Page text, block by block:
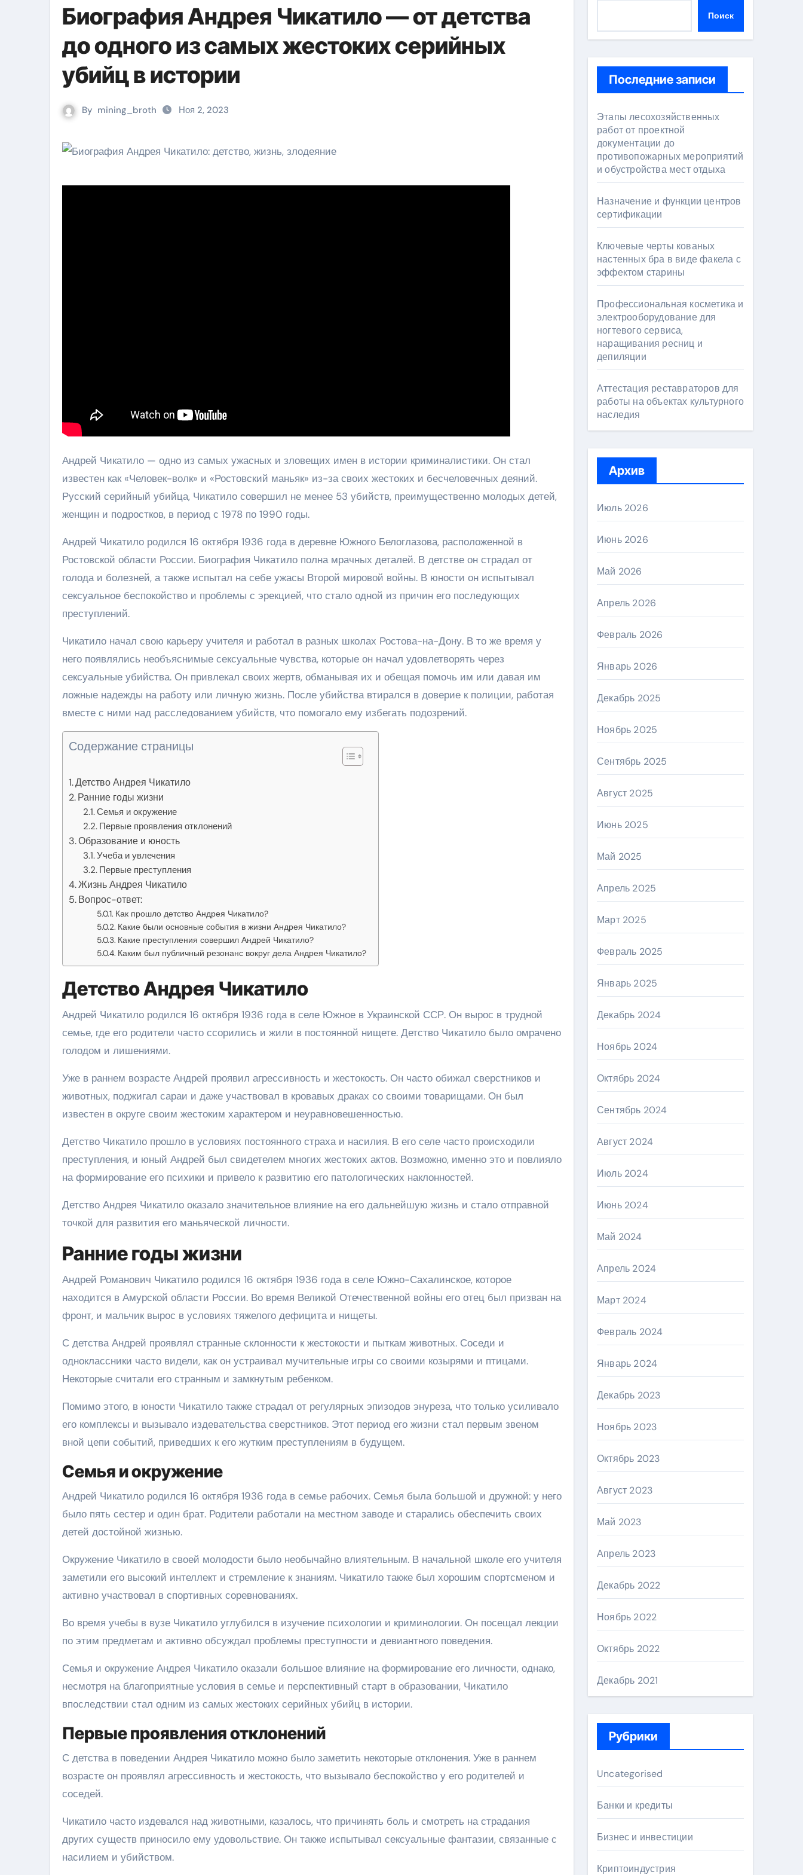
Биография Андрея Чикатило — от детства
до одного из самых жестоких серийных
убийц в истории
By mining_broth Ноя 2, 2023
Андрей Чикатило — одно из самых ужасных и зловещих имен в истории криминалистики. Он стал
известен как «Человек-волк» и «Ростовский маньяк» из-за своих жестоких и бесчеловечных деяний.
Русский серийный убийца, Чикатило совершил не менее 53 убийств, преимущественно молодых детей,
женщин и подростков, в период с 1978 по 1990 годы.
Андрей Чикатило родился 16 октября 1936 года в деревне Южного Белоглазова, расположенной в
Ростовской области России. Биография Чикатило полна мрачных деталей. В детстве он страдал от
голода и болезней, а также испытал на себе ужасы Второй мировой войны. В юности он испытывал
сексуальное беспокойство и проблемы с эрекцией, что стало одной из причин его последующих
преступлений.
Чикатило начал свою карьеру учителя и работал в разных школах Ростова-на-Дону. В то же время у
него появлялись необъяснимые сексуальные чувства, которые он начал удовлетворять через
сексуальные убийства. Он привлекал своих жертв, обманывая их и обещая помочь им или давая им
ложные надежды на работу или личную жизнь. После убийства втирался в доверие к полиции, работая
вместе с ними над расследованием убийств, что помогало ему избегать подозрений.
Содержание страницы
Детство Андрея Чикатило
Ранние годы жизни
Семья и окружение
Первые проявления отклонений
Образование и юность
Учеба и увлечения
Первые преступления
Жизнь Андрея Чикатило
Вопрос-ответ:
Как прошло детство Андрея Чикатило?
Какие были основные события в жизни Андрея Чикатило?
Какие преступления совершил Андрей Чикатило?
Каким был публичный резонанс вокруг дела Андрея Чикатило?
Детство Андрея Чикатило
Андрей Чикатило родился 16 октября 1936 года в селе Южное в Украинской ССР. Он вырос в трудной
семье, где его родители часто ссорились и жили в постоянной нищете. Детство Чикатило было омрачено
голодом и лишениями.
Уже в раннем возрасте Андрей проявил агрессивность и жестокость. Он часто обижал сверстников и
животных, поджигал сараи и даже участвовал в кровавых драках со своими товарищами. Он был
известен в округе своим жестоким характером и неуравновешенностью.
Детство Чикатило прошло в условиях постоянного страха и насилия. В его селе часто происходили
преступления, и юный Андрей был свидетелем многих жестоких актов. Возможно, именно это и повлияло
на формирование его психики и привело к развитию его патологических наклонностей.
Детство Андрея Чикатило оказало значительное влияние на его дальнейшую жизнь и стало отправной
точкой для развития его маньяческой личности.
Ранние годы жизни
Андрей Романович Чикатило родился 16 октября 1936 года в селе Южно-Сахалинское, которое
находится в Амурской области России. Во время Великой Отечественной войны его отец был призван на
фронт, и мальчик вырос в условиях тяжелого дефицита и нищеты.
С детства Андрей проявлял странные склонности к жестокости и пыткам животных. Соседи и
одноклассники часто видели, как он устраивал мучительные игры со своими козырями и птицами.
Некоторые считали его странным и замкнутым ребенком.
Помимо этого, в юности Чикатило также страдал от регулярных эпизодов энуреза, что только усиливало
его комплексы и вызывало издевательства сверстников. Этот период его жизни стал первым звеном
вной цепи событий, приведших к его жутким преступлениям в будущем.
Семья и окружение
Андрей Чикатило родился 16 октября 1936 года в семье рабочих. Семья была большой и дружной: у него
было пять сестер и один брат. Родители работали на местном заводе и старались обеспечить своих
детей достойной жизнью.
Окружение Чикатило в своей молодости было необычайно влиятельным. В начальной школе его учителя
заметили его высокий интеллект и стремление к знаниям. Чикатило также был хорошим спортсменом и
активно участвовал в спортивных соревнованиях.
Во время учебы в вузе Чикатило углубился в изучение психологии и криминологии. Он посещал лекции
по этим предметам и активно обсуждал проблемы преступности и девиантного поведения.
Семья и окружение Андрея Чикатило оказали большое влияние на формирование его личности, однако,
несмотря на благоприятные условия в семье и перспективный старт в образовании, Чикатило
впоследствии стал одним из самых жестоких серийных убийц в истории.
Первые проявления отклонений
С детства в поведении Андрея Чикатило можно было заметить некоторые отклонения. Уже в раннем
возрасте он проявлял агрессивность и жестокость, что вызывало беспокойство у его родителей и
соседей.
Чикатило часто издевался над животными, казалось, что причинять боль и смотреть на страдания
других существ приносило ему удовольствие. Он также испытывал сексуальные фантазии, связанные с
насилием и убийством.
Поиск
Последние записи
Этапы лесохозяйственных
работ от проектной
документации до
противопожарных мероприятий
и обустройства мест отдыха
Назначение и функции центров
сертификации
Ключевые черты кованых
настенных бра в виде факела с
эффектом старины
Профессиональная косметика и
электрооборудование для
ногтевого сервиса,
наращивания ресниц и
депиляции
Аттестация реставраторов для
работы на объектах культурного
наследия
Архив
Июль 2026
Июнь 2026
Май 2026
Апрель 2026
Февраль 2026
Январь 2026
Декабрь 2025
Ноябрь 2025
Сентябрь 2025
Август 2025
Июнь 2025
Май 2025
Апрель 2025
Март 2025
Февраль 2025
Январь 2025
Декабрь 2024
Ноябрь 2024
Октябрь 2024
Сентябрь 2024
Август 2024
Июль 2024
Июнь 2024
Май 2024
Апрель 2024
Март 2024
Февраль 2024
Январь 2024
Декабрь 2023
Ноябрь 2023
Октябрь 2023
Август 2023
Май 2023
Апрель 2023
Декабрь 2022
Ноябрь 2022
Октябрь 2022
Декабрь 2021
Рубрики
Uncategorised
Банки и кредиты
Бизнес и инвестиции
Криптоиндустрия